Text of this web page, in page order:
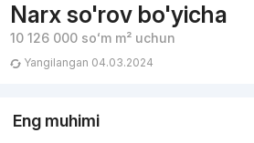
Narx so'rov bo'yicha
10 126 000 soʻmm² uchun
Yangilangan 04.03.2024
Eng muhimi